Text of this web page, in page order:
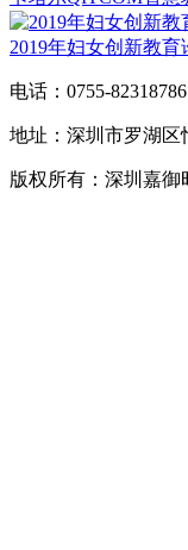
2019年妇女创新教
电话：0755-
地址：深圳市罗湖区
版权所有：深圳嘉御